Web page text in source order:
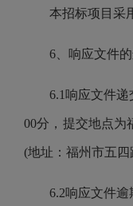
本招标项目采用
6、响应文件的
6.1响应文件递交
00分，提交地点为
(地址：福州市五四
6.2响应文件逾